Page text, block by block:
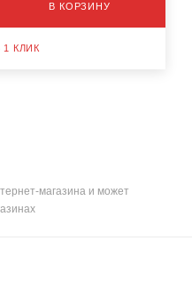
В КОРЗИНУ
1 КЛИК
магазина и может